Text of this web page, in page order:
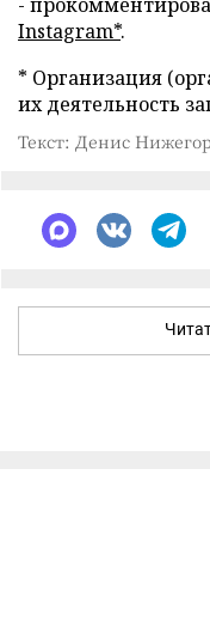
Instagram*.
* Организация
их деятельность
Текст: Денис